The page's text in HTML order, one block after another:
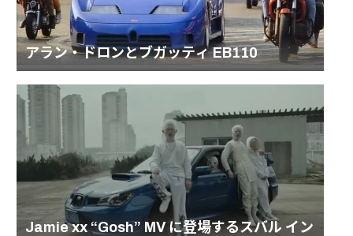
アラン・ドロンとブガッティ EB110
Jamie xx “Gosh” MV に登場するスバル イン